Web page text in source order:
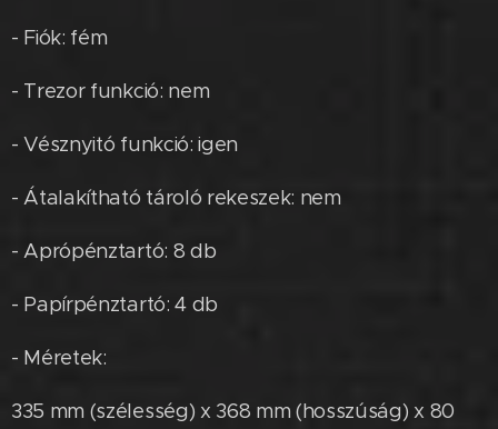
- Fiók: fém
- Trezor funkció: nem
- Vésznyitó funkció: igen
- Átalakítható tároló rekeszek: nem
- Aprópénztartó: 8 db
- Papírpénztartó: 4 db
- Méretek:
335 mm (szélesség) x 368 mm (hosszúság) x 80